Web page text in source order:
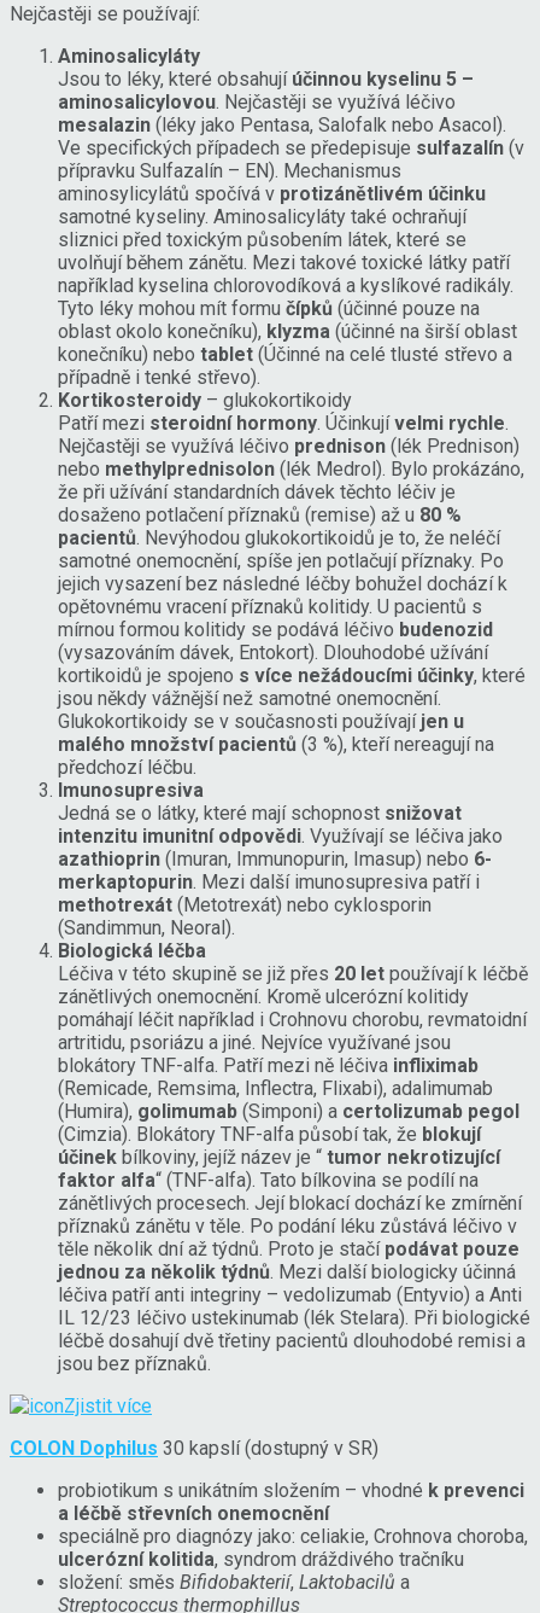
Nejčastěji se používají:
Aminosalicyláty
Jsou to léky, které obsahují účinnou kyselinu 5 –
aminosalicylovou . Nejčastěji se využívá léčivo
mesalazin (léky jako Pentasa, Salofalk nebo Asacol).
Ve specifických případech se předepisuje sulfazalín (v
přípravku Sulfazalín – EN). Mechanismus
aminosylicylátů spočívá v protizánětlivém účinku
samotné kyseliny. Aminosalicyláty také ochraňují
sliznici před toxickým působením látek, které se
uvolňují během zánětu. Mezi takové toxické látky patří
například kyselina chlorovodíková a kyslíkové radikály.
Tyto léky mohou mít formu čípků (účinné pouze na
oblast okolo konečníku), klyzma (účinné na širší oblast
konečníku) nebo tablet (Účinné na celé tlusté střevo a
případně i tenké střevo).
Kortikosteroidy – glukokortikoidy
Patří mezi steroidní hormony . Účinkujívelmi rychle
Nejčastěji se využívá léčivo prednison (lék Prednison)
nebo methylprednisolon (lék Medrol). Bylo prokázáno,
že při užívání standardních dávek těchto léčiv je
dosaženo potlačení příznaků (remise) až u 80 %
pacientů . Nevýhodou glukokortikoidů je to, že neléčí
samotné onemocnění, spíše jen potlačují příznaky. Po
jejich vysazení bez následné léčby bohužel dochází k
opětovnému vracení příznaků kolitidy. U pacientů s
mírnou formou kolitidy se podává léčivo budenozid
(vysazováním dávek, Entokort). Dlouhodobé užívání
kortikoidů je spojeno s více nežádoucími účinky, které
jsou někdy vážnější než samotné onemocnění.
Glukokortikoidy se v současnosti používají jen u
malého množství pacientů (3 %), kteří nereagují na
předchozí léčbu.
Imunosupresiva
Jedná se o látky, které mají schopnost snižovat
intenzitu imunitní odpovědi . Využívají se léčiva jako
azathioprin (Imuran, Immunopurin, Imasup) nebo 6-
merkaptopurin . Mezi další imunosupresiva patří i
methotrexát (Metotrexát) nebo cyklosporin
(Sandimmun, Neoral).
Biologická léčba
Léčiva v této skupině se již přes 20 let používají k léčbě
zánětlivých onemocnění. Kromě ulcerózní kolitidy
pomáhají léčit například i Crohnovu chorobu, revmatoidní
artritidu, psoriázu a jiné. Nejvíce využívané jsou
blokátory TNF-alfa. Patří mezi ně léčiva infliximab
(Remicade, Remsima, Inflectra, Flixabi), adalimumab
(Humira), golimumab (Simponi) a certolizumab pegol
(Cimzia). Blokátory TNF-alfa působí tak, že blokují
účinek bílkoviny, jejíž název je “ tumor nekrotizující
faktor alfa“ (TNF-alfa). Tato bílkovina se podílí na
zánětlivých procesech. Její blokací dochází ke zmírnění
příznaků zánětu v těle. Po podání léku zůstává léčivo v
těle několik dní až týdnů. Proto je stačí podávat pouze
jednou za několik týdnů . Mezi další biologicky účinná
léčiva patří anti integriny – vedolizumab (Entyvio) a Anti
IL 12/23 léčivo ustekinumab (lék Stelara). Při biologické
léčbě dosahují dvě třetiny pacientů dlouhodobé remisi a
jsou bez příznaků.
Zjistit více
COLON Dophilus 30 kapslí (dostupný v SR)
probiotikum s unikátním složením – vhodné k prevenci
a léčbě střevních onemocnění
speciálně pro diagnózy jako: celiakie, Crohnova choroba,
ulcerózní kolitida, syndrom dráždivého tračníku
složení: směs Bifidobakterií, Laktobacilů a
Streptococcus thermophillus